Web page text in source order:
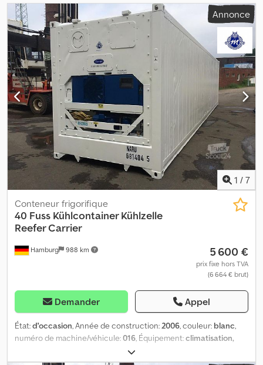
Annonce
1 / 7
Hamburg 988 km
Conteneur frigorifique
40 Fuss Kühlcontainer Kühlzelle
Reefer Carrier
5 600 €
prix fixe hors TVA
(6 664 € brut)
Demander Appel
État:d'occasion, Année de construction: 2006, couleur: blanc,
numéro de machine/véhicule:016 , Équipement:climatisation,
, Madame, Monsieur, Nous vous
remercions de l’intérêt que vous portez au conteneur frigorifique